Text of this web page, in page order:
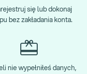
się lub dokonaj
bez zakładania konta.
nie wypełniłeś danych,